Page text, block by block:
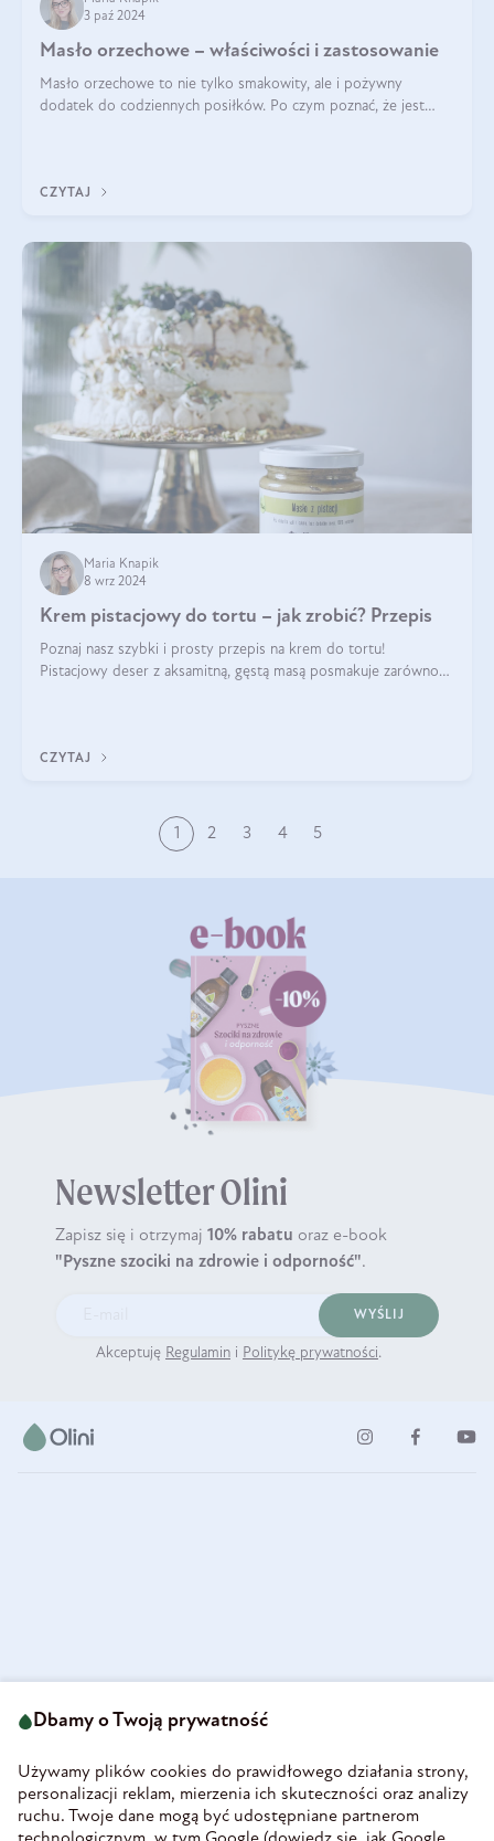
3 paź 2024
Masło orzechowe – właściwości i zastosowanie
Masło orzechowe to nie tylko smakowity, ale i pożywny
dodatek do codziennych posiłków. Po czym poznać, że jest
CZYTAJ
Maria Knapik
8 wrz 2024
Krem pistacjowy do tortu – jak zrobić? Przepis
Poznaj nasz szybki i prosty przepis na krem do tortu!
Pistacjowy deser z aksamitną, gęstą masą posmakuje zarówno
CZYTAJ
1 2 3 4 5
Newsletter Olini
Zapisz się i otrzymaj 10% rabatu oraz e-book
"Pyszne szociki na zdrowie i odporność".
WYŚLIJ
Akceptuję Regulamin i Politykę prywatności.
58-160 Świebodzice
REGON 890213034
INFORMACJE
Dbamy o Twoją prywatność
Używamy plików cookies do prawidłowego działania strony,
personalizacji reklam, mierzenia ich skuteczności oraz analizy
ruchu. Twoje dane mogą być udostępniane partnerom